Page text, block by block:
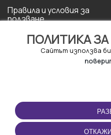
ПОЛИТИКА
Сайтът използва
Правила и условия за
ползване
поверителност
Политика за кукита